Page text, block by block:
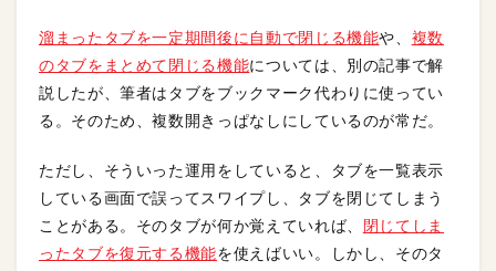
溜まったタブを一定期間後に自動で閉じる機能や、 複数
のタブをまとめて閉じる機能については、別の記事で解
説したが、筆者はタブをブックマーク代わりに使ってい
る。そのため、複数開きっぱなしにしているのが常だ。
ただし、そういった運用をしていると、タブを一覧表示
している画面で誤ってスワイプし、タブを閉じてしまう
ことがある。そのタブが何か覚えていれば、 閉じてしま
ったタブを復元する機能を使えばいい。しかし、そのタ